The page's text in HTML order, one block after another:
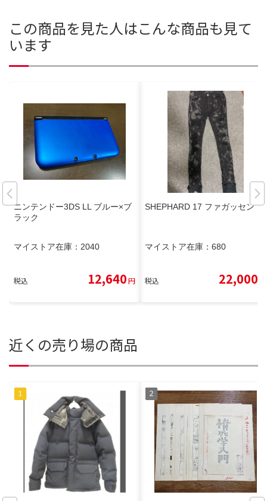
この商品を見た人はこんな商品も見て
います
ニンテンドー3DS LL ブルー×ブ
ラック
マイストア在庫： 2040
税込 12,640円
SHEPHARD 17 ファガッセン
マイストア在庫： 680
税込 22,000
近くの売り場の商品